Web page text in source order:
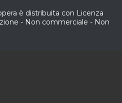
è distribuita con Licenza
- Non commerciale - Non